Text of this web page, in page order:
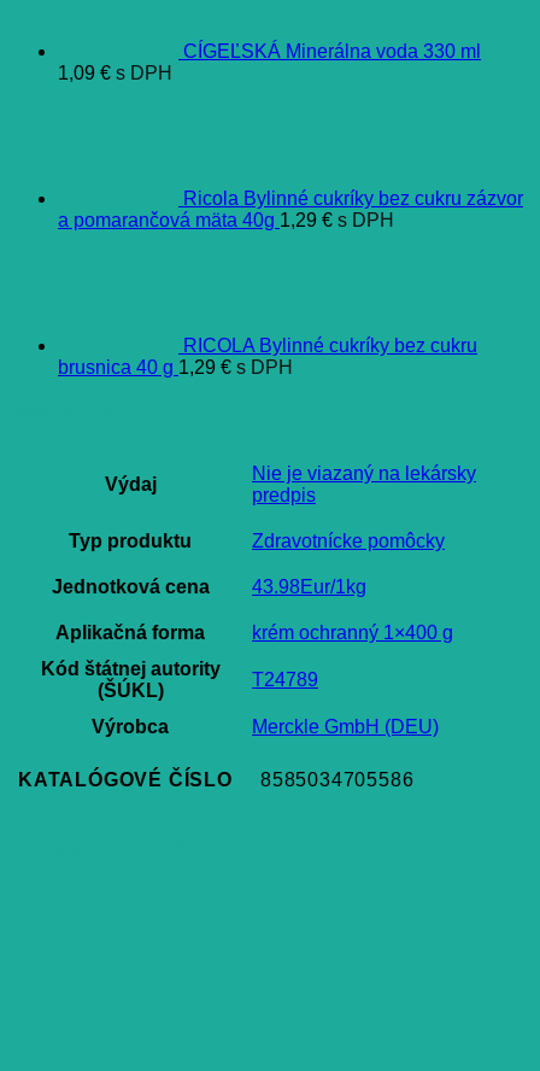
CÍGEĽSKÁ Minerálna voda 330 ml
1,09 € s DPH
Ricola Bylinné cukríky bez cukru zázvor
a pomarančová mäta 40g 1,29 € s DPH
RICOLA Bylinné cukríky bez cukru
brusnica 40 g 1,29 € s DPH
Výdaj
Nie je viazaný na lekársky
predpis
Typ produktu Zdravotnícke pomôcky
Jednotková cena 43.98Eur/1kg
Aplikačná forma
krém ochranný 1×400 g
Kód štátnej autority
(ŠÚKL)
T24789
Výrobca Merckle GmbH (DEU)
KATALÓGOVÉ ČÍSLO 8585034705586